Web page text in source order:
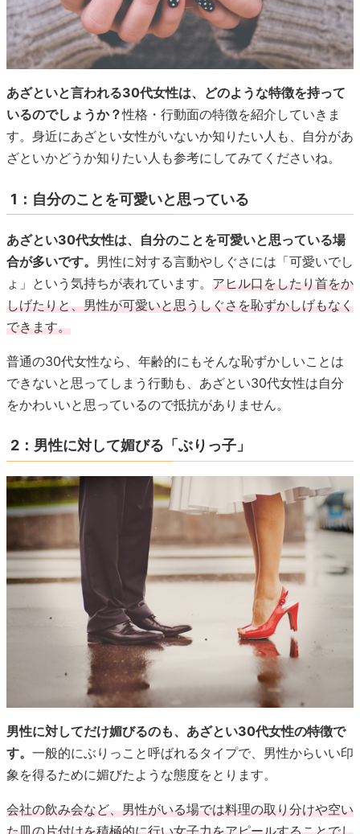
あざといと言われる30代女性は、どのような特徴を持って
いるのでしょうか？性格・行動面の特徴を紹介していきま
す。身近にあざとい女性がいないか知りたい人も、自分があ
ざといかどうか知りたい人も参考にしてみてくださいね。
1：自分のことを可愛いと思っている
あざとい30代女性は、自分のことを可愛いと思っている場
合が多いです。 男性に対する言動やしぐさには「可愛いでし
ょ」という気持ちが表れています。 アヒル口をしたり首をか
しげたりと、男性が可愛いと思うしぐさを恥ずかしげもなく
できます。
普通の30代女性なら、年齢的にもそんな恥ずかしいことは
できないと思ってしまう行動も、あざとい30代女性は自分
をかわいいと思っているので抵抗がありません。
2：男性に対して媚びる「ぶりっ子」
男性に対してだけ媚びるのも、あざとい30代女性の特徴で
す。 一般的にぶりっこと呼ばれるタイプで、男性からいい印
象を得るために媚びたような態度をとります。
会社の飲み会など、男性がいる場では料理の取り分けや空い